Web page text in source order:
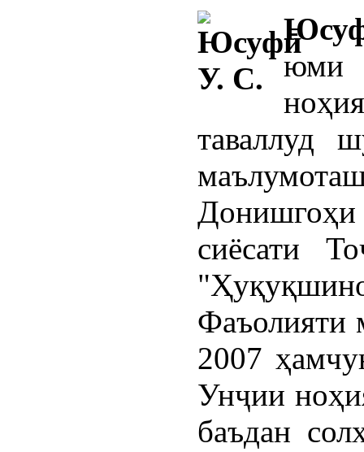
юми
таваллуд
Донишгоҳи
сиёсати
Фаъолияти
2007
Унҷии
баъдан